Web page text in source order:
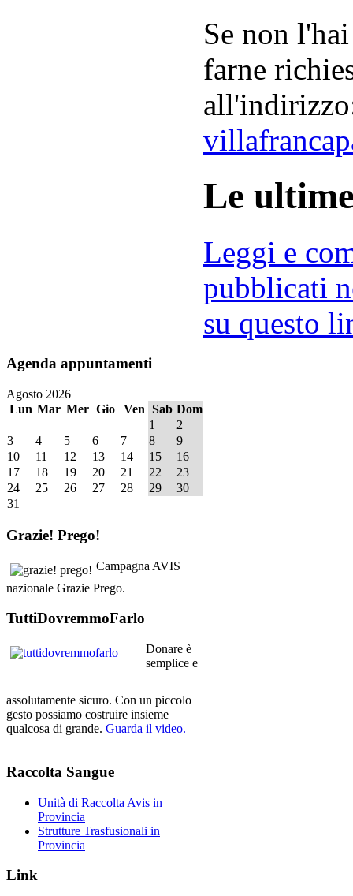
Se non
farne
Le
Leggi e
pubblicati
su questo
Agenda appuntamenti
Agosto 2026
Lun Mar Mer Gio Ven Sab Dom
1
2
3
4 5 6 7 8
9
10
11 12 13 14 15
16
17
18 19 20 21 22
23
24
25 26 27 28 29
30
31
Grazie! Prego!
Campagna AVIS
nazionale Grazie Prego.
TuttiDovremmoFarlo
Donare è
semplice e
assolutamente sicuro. Con un piccolo
gesto possiamo costruire insieme
qualcosa di grande. Guarda il video.
Raccolta Sangue
Unità di Raccolta Avis in
Provincia
Strutture Trasfusionali in
Provincia
Link